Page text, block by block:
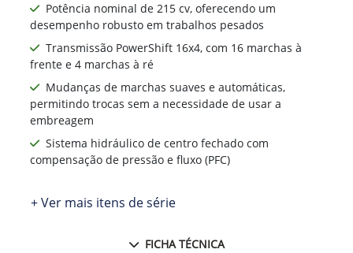
Potência nominal de 215 cv, oferecendo um
desempenho robusto em trabalhos pesados
Transmissão PowerShift 16x4, com 16 marchas à
frente e 4 marchas à ré
Mudanças de marchas suaves e automáticas,
permitindo trocas sem a necessidade de usar a
embreagem
Sistema hidráulico de centro fechado com
compensação de pressão e fluxo (PFC)
+ Ver mais itens de série
FICHA TÉCNICA